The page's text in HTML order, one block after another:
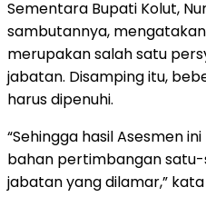
Sementara Bupati Kolut,
sambutannya,
merupakan salah satu
jabatan. Disamping itu,
harus dipenuhi.
“Sehingga hasil Asesmen
bahan pertimbangan
jabatan yang dilamar,”